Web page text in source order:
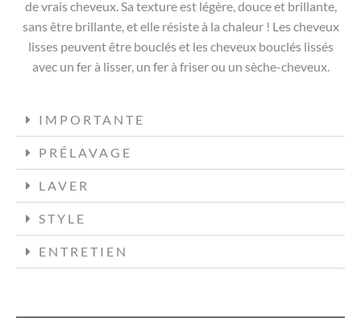
de vrais cheveux. Sa texture est légère, douce et brillante,
sans être brillante, et elle résiste à la chaleur ! Les cheveux
lisses peuvent être bouclés et les cheveux bouclés lissés
avec un fer à lisser, un fer à friser ou un sèche-cheveux.
IMPORTANTE
PRÉLAVAGE
LAVER
STYLE
ENTRETIEN